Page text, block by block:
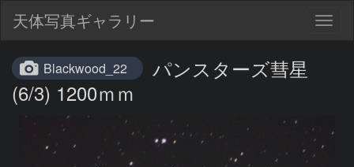
天体写真ギャラリー
Blackwood_22
パンスターズ彗星
(6/3) 1200ｍｍ